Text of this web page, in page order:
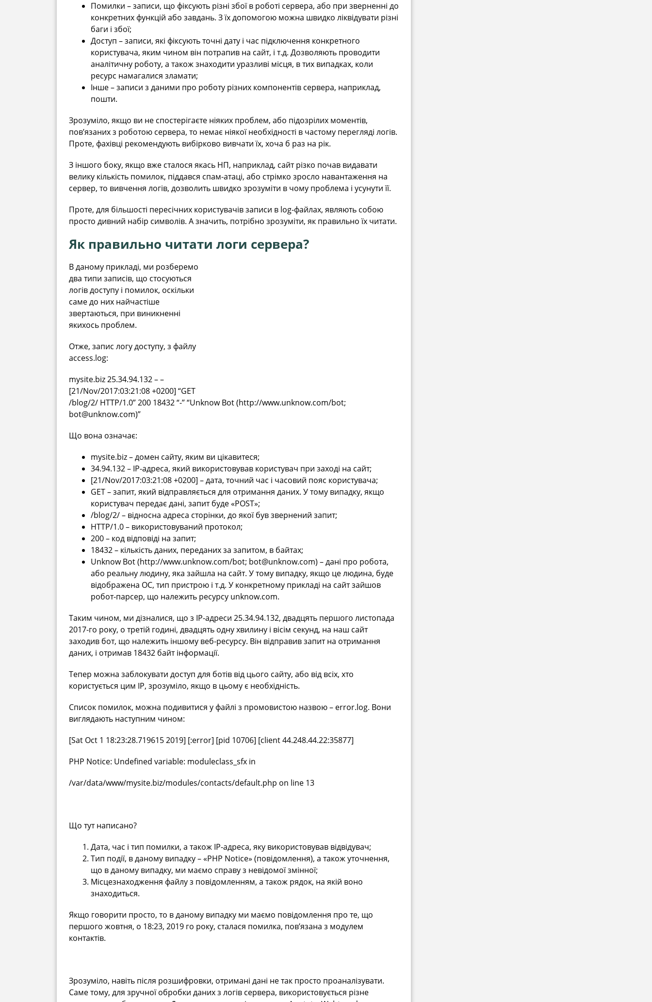
Помилки – записи, що фіксують різні збої в роботі сервера, або при зверненні до
конкретних функцій або завдань. З їх допомогою можна швидко ліквідувати різні
баги і збої;
Доступ – записи, які фіксують точні дату і час підключення конкретного
користувача, яким чином він потрапив на сайт, і т.д. Дозволяють проводити
аналітичну роботу, а також знаходити уразливі місця, в тих випадках, коли
ресурс намагалися зламати;
Інше – записи з даними про роботу різних компонентів сервера, наприклад,
пошти.
Зрозуміло, якщо ви не спостерігаєте ніяких проблем, або підозрілих моментів,
пов’язаних з роботою сервера, то немає ніякої необхідності в частому перегляді логів.
Проте, фахівці рекомендують вибірково вивчати їх, хоча б раз на рік.
З іншого боку, якщо вже сталося якась НП, наприклад, сайт різко почав видавати
велику кількість помилок, піддався спам-атаці, або стрімко зросло навантаження на
сервер, то вивчення логів, дозволить швидко зрозуміти в чому проблема і усунути її.
Проте, для більшості пересічних користувачів записи в log-файлах, являють собою
просто дивний набір символів. А значить, потрібно зрозуміти, як правильно їх читати.
Як правильно читати логи сервера?
В даному прикладі, ми розберемо
два типи записів, що стосуються
логів доступу і помилок, оскільки
саме до них найчастіше
звертаються, при виникненні
якихось проблем.
Отже, запис логу доступу, з файлу
access.log:
mysite.biz 25.34.94.132 – –
[21/Nov/2017:03:21:08 +0200] “GET
/blog/2/ HTTP/1.0” 200 18432 “-” “Unknow Bot (http://www.unknow.com/bot;
bot@unknow.com)”
Що вона означає:
mysite.biz – домен сайту, яким ви цікавитеся;
34.94.132 – IP-адреса, який використовував користувач при заході на сайт;
[21/Nov/2017:03:21:08 +0200] – дата, точний час і часовий пояс користувача;
GET – запит, який відправляється для отримання даних. У тому випадку, якщо
користувач передає дані, запит буде «POST»;
/blog/2/ – відносна адреса сторінки, до якої був звернений запит;
HTTP/1.0 – використовуваний протокол;
200 – код відповіді на запит;
18432 – кількість даних, переданих за запитом, в байтах;
Unknow Bot (http://www.unknow.com/bot; bot@unknow.com) – дані про робота,
або реальну людину, яка зайшла на сайт. У тому випадку, якщо це людина, буде
відображена ОС, тип пристрою і т.д. У конкретному прикладі на сайт зайшов
робот-парсер, що належить ресурсу unknow.com.
Таким чином, ми дізналися, що з IP-адреси 25.34.94.132, двадцять першого листопада
2017-го року, о третій годині, двадцять одну хвилину і вісім секунд, на наш сайт
заходив бот, що належить іншому веб-ресурсу. Він відправив запит на отримання
даних, і отримав 18432 байт інформації.
Тепер можна заблокувати доступ для ботів від цього сайту, або від всіх, хто
користується цим IP, зрозуміло, якщо в цьому є необхідність.
Список помилок, можна подивитися у файлі з промовистою назвою – error.log. Вони
виглядають наступним чином:
[Sat Oct 1 18:23:28.719615 2019] [:error] [pid 10706] [client 44.248.44.22:35877]
PHP Notice: Undefined variable: moduleclass_sfx in
/var/data/www/mysite.biz/modules/contacts/default.php on line 13
Що тут написано?
Дата, час і тип помилки, а також IP-адреса, яку використовував відвідувач;
Тип події, в даному випадку – «PHP Notice» (повідомлення), а також уточнення,
що в даному випадку, ми маємо справу з невідомої змінної;
Місцезнаходження файлу з повідомленням, а також рядок, на якій воно
знаходиться.
Якщо говорити просто, то в даному випадку ми маємо повідомлення про те, що
першого жовтня, о 18:23, 2019 го року, сталася помилка, пов’язана з модулем
контактів.
Зрозуміло, навіть після розшифровки, отримані дані не так просто проаналізувати.
Саме тому, для зручної обробки даних з логів сервера, використовується різне